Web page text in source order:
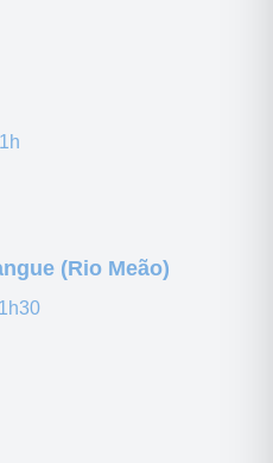
(Rio Meão)